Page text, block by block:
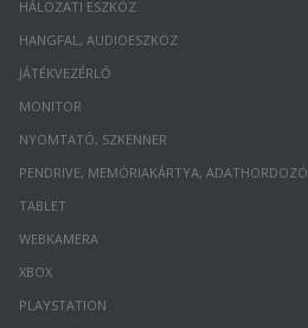
HÁLÓZATI ESZKÖZ
HANGFAL, AUDIOESZKÖZ
JÁTÉKVEZÉRLŐ
MONITOR
NYOMTATÓ, SZKENNER
PENDRIVE, MEMÓRIAKÁRTYA, ADATHORDOZÓ
TABLET
WEBKAMERA
XBOX
PLAYSTATION